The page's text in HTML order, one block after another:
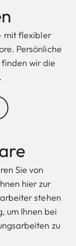
mit flexibler
Persönliche
wir die
Sie von
hier zur
stehen
um Ihnen bei
zu